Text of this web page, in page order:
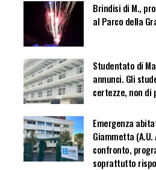
Brindisi di M.,
al Parco della
Studentato di
annunci. Gli
certezze, non di
Emergenza
Giammetta
confronto,
soprattutto